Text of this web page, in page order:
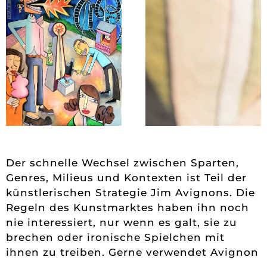
Der schnelle Wechsel zwischen Sparten,
Genres, Milieus und Kontexten ist Teil der
künstlerischen Strategie Jim Avignons. Die
Regeln des Kunstmarktes haben ihn noch
nie interessiert, nur wenn es galt, sie zu
brechen oder ironische Spielchen mit
ihnen zu treiben. Gerne verwendet Avignon